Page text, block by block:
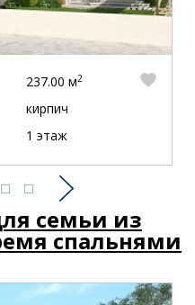
Следующий
237.00 м2
кирпич
1 этаж
семьи из
спальнями